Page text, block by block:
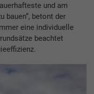
und am
bauen“, betont der
eine individuelle
beachtet